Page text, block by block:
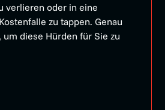
verlieren oder in eine
zu tappen. Genau
diese Hürden für Sie zu